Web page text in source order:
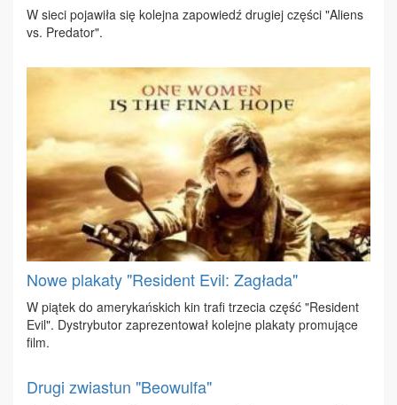
W sie­ci po­ja­wi­ła się ko­lej­na za­po­wiedź dru­giej czę­ści "Aliens
vs. Pre­da­tor".
Nowe plakaty "Resident Evil: Zagłada"
W pią­tek do ame­ry­kań­skich kin tra­fi trze­cia część "Re­si­dent
Evil". Dys­try­bu­tor za­pre­zen­to­wał ko­lej­ne pla­ka­ty pro­mu­ją­ce
film.
Drugi zwiastun "Beowulfa"